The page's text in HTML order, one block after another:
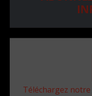
Téléchargez